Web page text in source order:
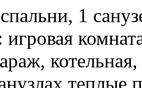
1
игровая
теплые